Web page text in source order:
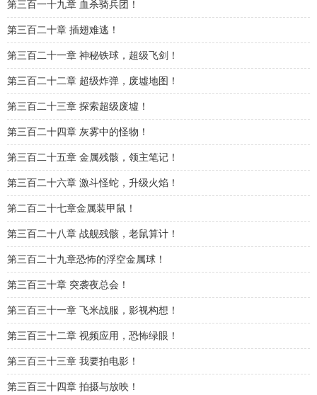
第三百一十九章 血杀骑兵团！
第三百二十章 插翅难逃！
第三百二十一章 神秘铁球，超级飞剑！
第三百二十二章 超级炸弹，废墟地图！
第三百二十三章 探索超级废墟！
第三百二十四章 灰雾中的怪物！
第三百二十五章 金属残骸，领主笔记！
第三百二十六章 激斗怪蛇，升级火焰！
第二百二十七章金属装甲鼠！
第三百二十八章 战舰残骸，老鼠算计！
第三百二十九章恐怖的浮空金属球！
第三百三十章 突袭夜总会！
第三百三十一章 飞米战服，影视构想！
第三百三十二章 视频应用，恐怖绿眼！
第三百三十三章 我要拍电影！
第三百三十四章 拍摄与放映！